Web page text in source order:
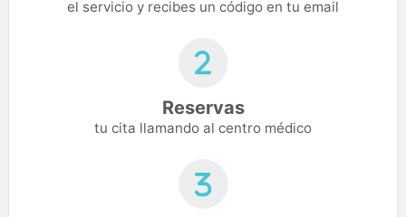
el servicio y recibes un código en tu email
Reservas
tu cita llamando al centro médico